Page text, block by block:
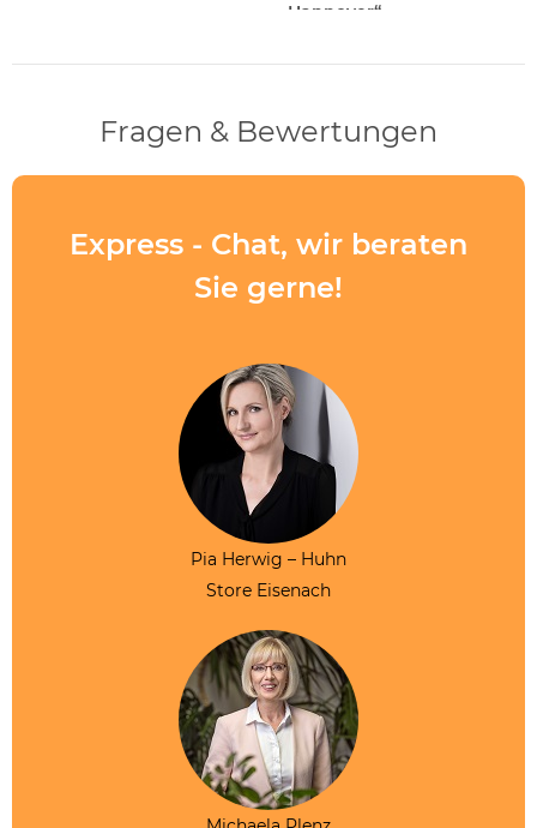
„Hannover“
Fragen & Bewertungen
Express - Chat, wir beraten
Sie gerne!
Pia Herwig – Huhn
Store Eisenach